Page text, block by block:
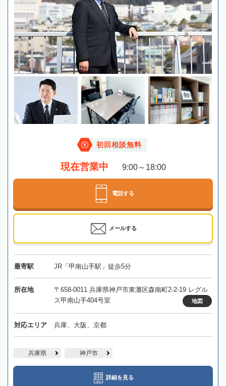
初回相談無料
現在営業中 9:00～18:00
電話する
メールする
最寄駅 JR「甲南山手駅」徒歩5分
所在地
〒658-0011 兵庫県神戸市東灘区森南町2-2-19 レグル
ス甲南山手404号室
地図
対応エリア 兵庫、大阪、京都
兵庫県 神戸市
詳細を見る